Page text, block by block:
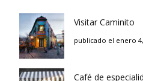
Visitar Caminito
publicado el enero
Café de